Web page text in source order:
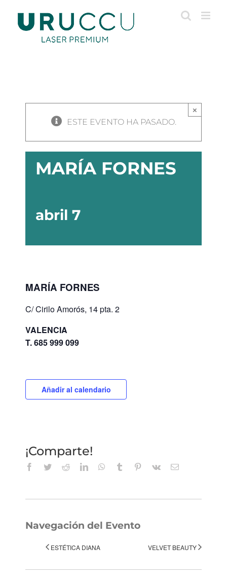
contenido
×
ESTE EVENTO HA PASADO.
MARÍA FORNES
abril 7
MARÍA FORNES
C/ Cirilo Amorós, 14 pta. 2
VALENCIA
T.685 999 099
Añadir al calendario
¡Comparte!
Facebook
TwitterRedditLinkedInWhatsApp
Tumblr Pinterest
Vk
Correo
Navegación del Evento
ESTÉTICA DIANA VELVET BEAUTY